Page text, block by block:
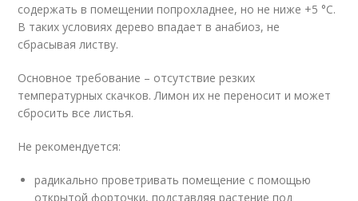
содержать в помещении попрохладнее, но не ниже +5 °С.
В таких условиях дерево впадает в анабиоз, не
сбрасывая листву.
Основное требование – отсутствие резких
температурных скачков. Лимон их не переносит и может
сбросить все листья.
Не рекомендуется:
радикально проветривать помещение с помощью
открытой форточки, подставляя растение под